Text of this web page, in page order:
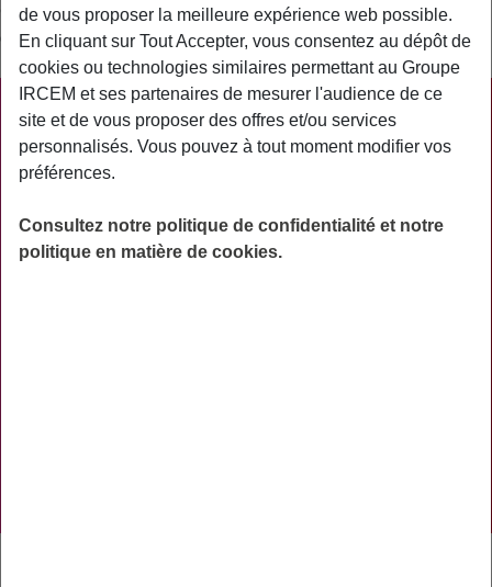
C’est le numéro indiqué sur votre contrat d’adhésion IRCEM et
qui comporte 10 caractères.
PRATIQUE
ACTUALITÉS
PRÉVOYANCE
de vous proposer la meilleure expérience web possible.
En cliquant sur Tout Accepter, vous consentez au dépôt de
cookies ou technologies similaires permettant au Groupe
IRCEM et ses partenaires de mesurer l'audience de ce
site et de vous proposer des offres et/ou services
personnalisés. Vous pouvez à tout moment modifier vos
préférences.
Consultez notre politique de confidentialité et notre
politique en matière de cookies.